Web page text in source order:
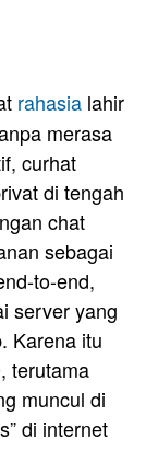
rahasia lahir
merasa
curhat
di tengah
chat
sebagai
to-end,
server yang
Karena itu
terutama
muncul di
di internet